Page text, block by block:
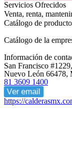
Servicios Ofrecidos
Venta, renta,
Catálogo de
Catálogo de la
Información de
San Francisco
Nuevo León 66478,
81 3609 1400
Ver email
https://